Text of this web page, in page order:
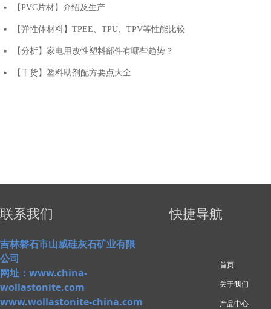
넷 【PVC片材】介绍及生产
넷 【弹性体材料】TPEE、TPU、TPV等性能比较
넷 【分析】家电用改性塑料部件有哪些趋势？
넷 【干货】塑料助剂配方要点大全
联系我们
吉林磐石市山威硅灰石矿业有限
公司
网址：www.china-
wollastonite.com
www.wollastonite-china.com
快捷导航
首页
关于我们
产品中心